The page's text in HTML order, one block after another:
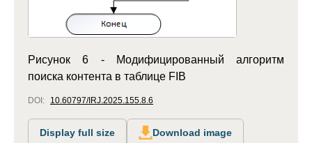
Рисунок 6 - Модифицированный алгоритм
поиска контента в таблице FIB
DOI: 10.60797/IRJ.2025.155.8.6
Display full size Download image